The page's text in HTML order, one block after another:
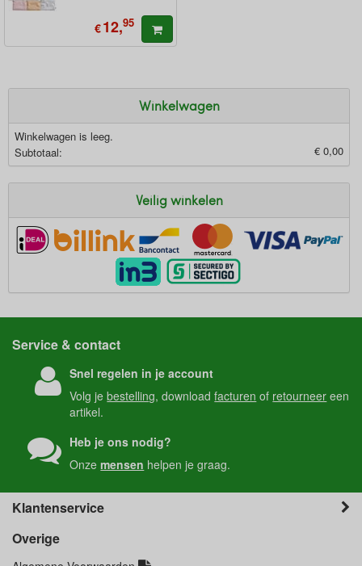
€12,95
Winkelwagen
Winkelwagen is leeg.
Subtotaal:
€ 0,00
Veilig winkelen
Service & contact
Snel regelen in je account
Volg jebestelling, downloadfacturen of retourneer een
artikel.
Heb je ons nodig?
Onzemensen helpen je graag.
Klantenservice
Overige